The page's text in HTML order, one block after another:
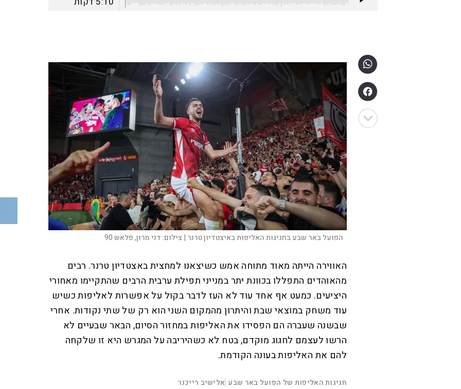
הפועל באר שבע בחגיגות האליפות באיצטדיון טרנר | צילום:דני מרון, פלאש 90
האווירה הייתה מאוד מתוחה אמש כשיצאנו למחצית באצטדיון טרנר. רבים
מהאוהדים התפללו בכוונת יתר במנייני תפילת ערבית הרבים שהתקיימו מאחורי
היציעים. כמעט אף אחד עוד לא העז לדבר בקול על אפשרות לאליפות כשיש
עוד משחק במוצאי שבת והיתרון מהמקום השני הוא רק של שתי נקודות. אחרי
שבשנה שעברה הם הפסידו את האליפות במחזור הסיום, הבאר שבעיים לא
הרשו לעצמם לחגוג מוקדם, בטח לא כשהיריבה על המגרש היא זו שלקחה
להם את האליפות בעונה הקודמת.
d
e
חגיגות האליפות של הפועל באר שבע |אלישיב רייכנר